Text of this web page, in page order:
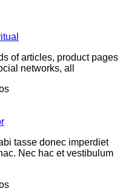
of articles, product pages
networks, all
tasse donec imperdiet
Nec hac et vestibulum